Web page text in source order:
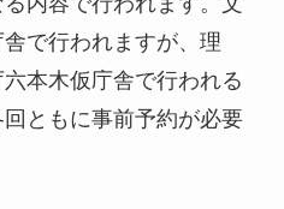
で行われますが、理
本木仮庁舎で行われる
ともに事前予約が必要